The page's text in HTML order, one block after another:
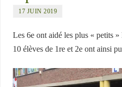
17 JUIN 2019
Les 6e ont aidé les plus « petits »
10 élèves de 1re et 2e ont ainsi